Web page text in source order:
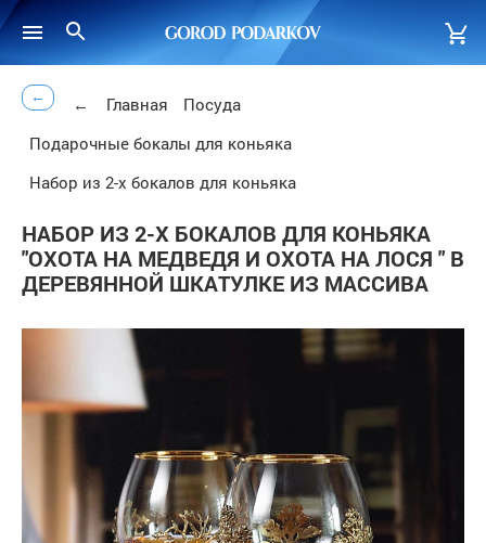
← ← Главная
Посуда
Подарочные бокалы для коньяка
Набор из 2-х бокалов для коньяка
НАБОР ИЗ 2-Х БОКАЛОВ ДЛЯ КОНЬЯКА
"ОХОТА НА МЕДВЕДЯ И ОХОТА НА ЛОСЯ " В
ДЕРЕВЯННОЙ ШКАТУЛКЕ ИЗ МАССИВА